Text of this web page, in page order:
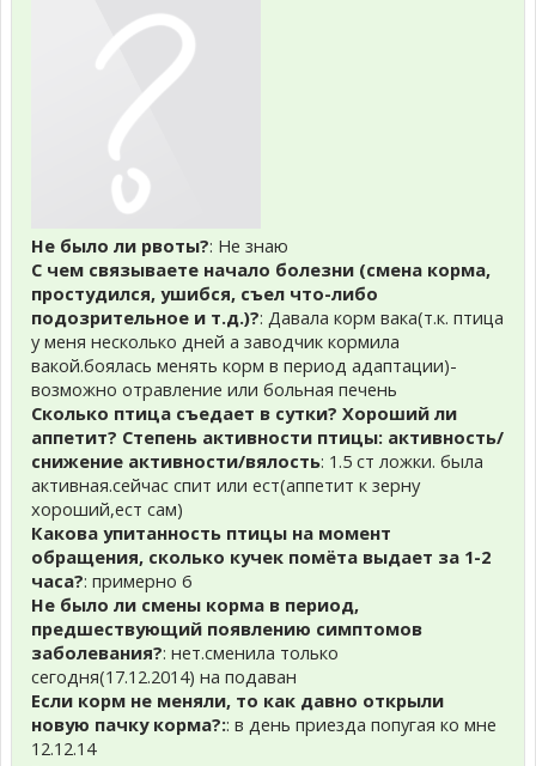
Не было ли рвоты?: Не знаю
С чем связываете начало болезни (смена корма,
простудился, ушибся, съел что-либо
подозрительное и т.д.)?: Давала корм вака(т.к. птица
у меня несколько дней а заводчик кормила
вакой.боялась менять корм в период адаптации)-
возможно отравление или больная печень
Сколько птица съедает в сутки? Хороший ли
аппетит? Степень активности птицы: активность/
снижение активности/вялость: 1.5 ст ложки. была
активная.сейчас спит или ест(аппетит к зерну
хороший,ест сам)
Какова упитанность птицы на момент
обращения, сколько кучек помёта выдает за 1-2
часа?: примерно 6
Не было ли смены корма в период,
предшествующий появлению симптомов
заболевания?: нет.сменила только
сегодня(17.12.2014) на подаван
Если корм не меняли, то как давно открыли
новую пачку корма?:: в день приезда попугая ко мне
12.12.14